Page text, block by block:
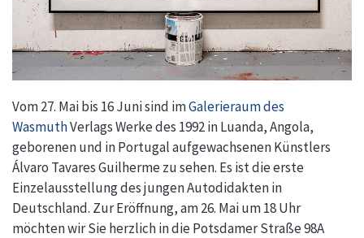
Vom 27. Mai bis 16 Juni sind imGalerieraum des
WasmuthVerlags Werke des 1992 in Luanda, Angola,
geborenen und in Portugal aufgewachsenen Künstlers
Álvaro Tavares Guilherme zu sehen. Es ist die erste
Einzelausstellung des jungen Autodidakten in
Deutschland. Zur Eröffnung, am 26. Mai um 18 Uhr
möchten wir Sie herzlich in die Potsdamer Straße 98A